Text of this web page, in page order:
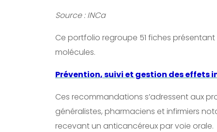
Source : INCa
Ce portfolio regroupe 51 fiches
molécules.
Prévention, suivi et gestion des effets
Ces recommandations s’adressent aux
généralistes, pharmaciens et infirmiers
recevant un anticancéreux par voie orale.